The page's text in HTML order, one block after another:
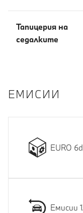
Тапицерия на
седалките
EМИСИИ
EURO 6d
Емисии